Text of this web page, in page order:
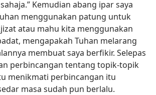
Kemudian abang ipar saya
menggunakan patung untuk
atau mahu kita menggunakan
mengapakah Tuhan melarang
membuat saya berfikir. Selepas
perbincangan tentang topik-topik
menikmati perbincangan itu
masa sudah pun berlalu.